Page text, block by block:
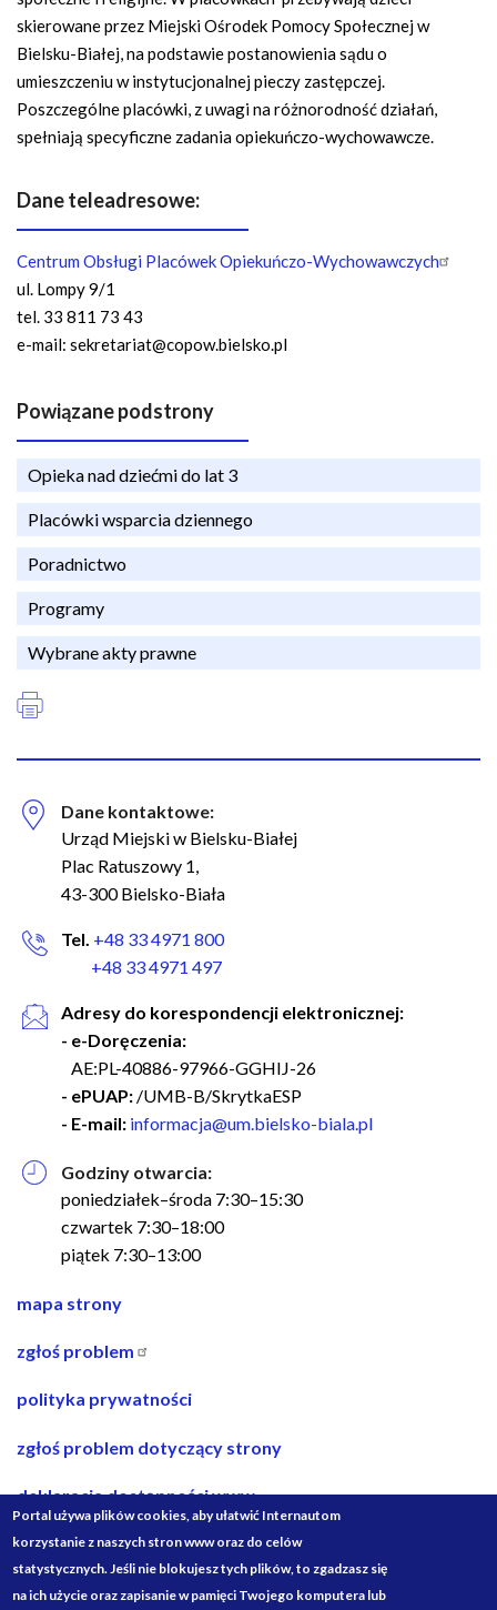
skierowane przez Miejski Ośrodek Pomocy Społecznej w
Bielsku-Białej, na podstawie postanowienia sądu o
umieszczeniu w instytucjonalnej pieczy zastępczej.
Poszczególne placówki, z uwagi na różnorodność działań,
spełniają specyficzne zadania opiekuńczo-wychowawcze.
Dane teleadresowe:
Centrum Obsługi Placówek Opiekuńczo-Wychowawczych
ul. Lompy 9/1
tel. 33 811 73 43
e-mail: sekretariat@copow.bielsko.pl
Powiązane podstrony
Opieka nad dziećmi do lat 3
Placówki wsparcia dziennego
Poradnictwo
Programy
Wybrane akty prawne
Dane kontaktowe:
Urząd Miejski w Bielsku-Białej
Plac Ratuszowy 1,
43-300 Bielsko-Biała
Tel. +48 33 4971 800
+48 33 4971 497
Adresy do korespondencji elektronicznej:
- e-Doręczenia:
AE:PL-40886-97966-GGHIJ-26
- ePUAP: /UMB-B/SkrytkaESP
- E-mail: informacja@um.bielsko-biala.pl
Godziny otwarcia:
poniedziałek–środa 7:30–15:30
czwartek 7:30–18:00
piątek 7:30–13:00
nawigacja
stopce
mapa strony
zgłoś problem
polityka prywatności
zgłoś problem dotyczący strony
deklaracja dostępności www
deklaracja dostępności bip
projekty ze środków budżetu państwa
Portal używa plików cookies, aby ułatwić Internautom
korzystanie z naszych stron www oraz do celów
statystycznych. Jeśli nie blokujesz tych plików, to zgadzasz się
na ich użycie oraz zapisanie w pamięci Twojego komputera lub